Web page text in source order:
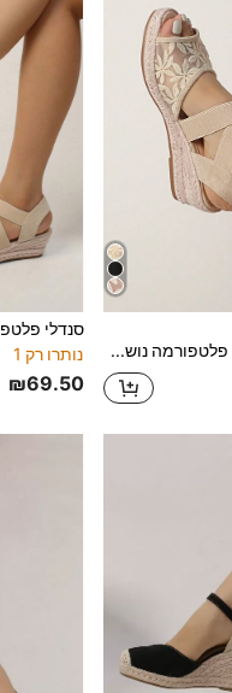
סנדלי פלטפורמה נושמים עם צמות קש, רשת וחבל לנשים, בגדי חג קז'ואל, תלבושות אביב-קיץ
נותרו רק 1
₪69.50